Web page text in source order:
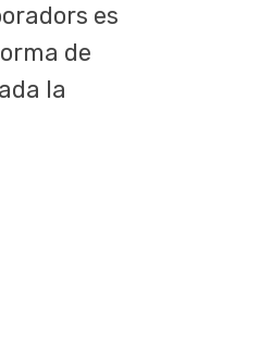
es
de
la